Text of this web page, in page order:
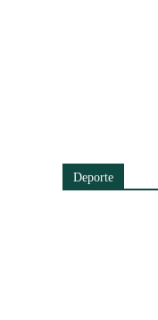
Deporte